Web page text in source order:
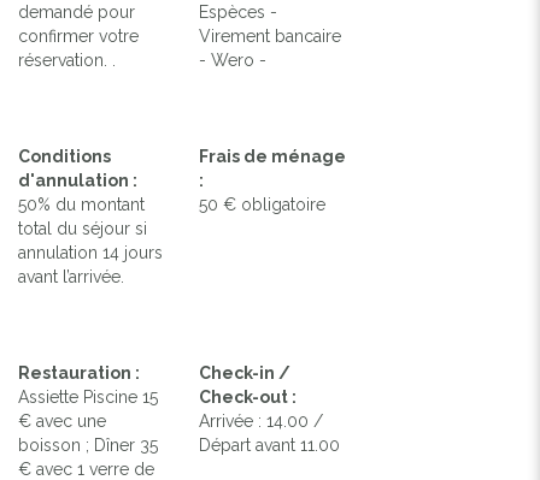
demandé pour
confirmer votre
réservation. .
Espèces -
Virement bancaire
- Wero -
Conditions
d'annulation :
50% du montant
total du séjour si
annulation 14 jours
avant l’arrivée.
Frais de ménage
:
50 € obligatoire
Restauration :
Assiette Piscine 15
€ avec une
boisson ; Dîner 35
€ avec 1 verre de
Check-in /
Check-out :
Arrivée : 14.00 /
Départ avant 11.00